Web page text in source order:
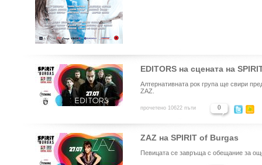
EDITORS на сцената на
Алтернативната рок група ще свири
ZAZ.
прочетено 10622 пъти 0
ZAZ на SPIRIT of Burgas
Певицата се завръща с обещание за